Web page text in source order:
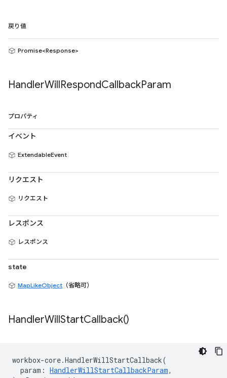
戻り値
Promise<Response>
HandlerWillRespondCallbackParam
プロパティ
イベント
ExtendableEvent
リクエスト
リクエスト
レスポンス
レスポンス
state
MapLikeObject （省略可）
HandlerWillStartCallback()
workbox-core.HandlerWillStartCallback(
param : HandlerWillStartCallbackParam,